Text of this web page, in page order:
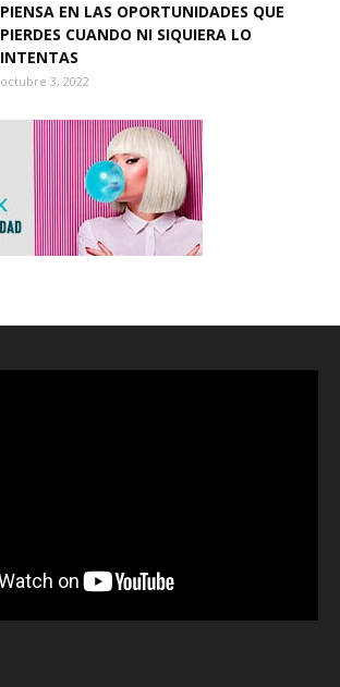
PIENSA EN LAS OPORTUNIDADES QUE
PIERDES CUANDO NI SIQUIERA LO
INTENTAS
octubre 3, 2022